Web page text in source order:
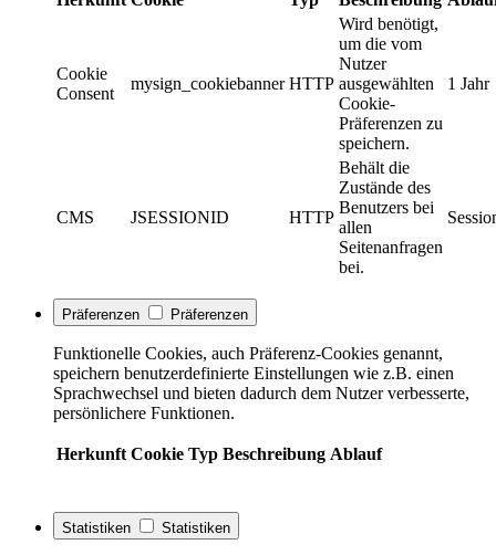
Cookie
Consent
mysign_cookiebanner HTTP
Wird benötigt,
um die vom
Nutzer
ausgewählten
Cookie-
Präferenzen zu
speichern.
1 Jahr
CMS JSESSIONID HTTP
Behält die
Zustände des
Benutzers bei
allen
Seitenanfragen
bei.
Präferenzen Präferenzen
Funktionelle Cookies, auch Präferenz-Cookies genannt,
speichern benutzerdefinierte Einstellungen wie z.B. einen
Sprachwechsel und bieten dadurch dem Nutzer verbesserte,
persönlichere Funktionen.
Herkunft Cookie Typ Beschreibung Ablauf
Statistiken Statistiken